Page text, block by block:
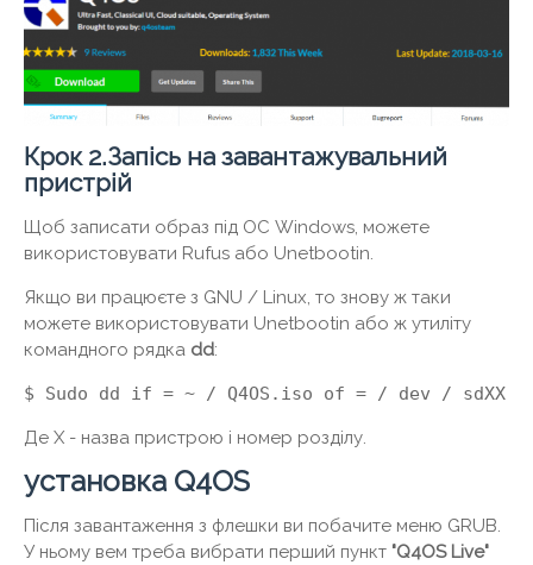
Крок 2.Запісь на завантажувальний
пристрій
Щоб записати образ під ОС Windows, можете
використовувати Rufus або Unetbootin.
Якщо ви працюєте з GNU / Linux, то знову ж таки
можете використовувати Unetbootin або ж утиліту
командного рядка dd:
$ Sudo dd if = ~ / Q4OS.iso of = / dev / sdXX
Де X - назва пристрою і номер розділу.
установка Q4OS
Після завантаження з флешки ви побачите меню GRUB.
У ньому вем треба вибрати перший пункт "Q4OS Live"